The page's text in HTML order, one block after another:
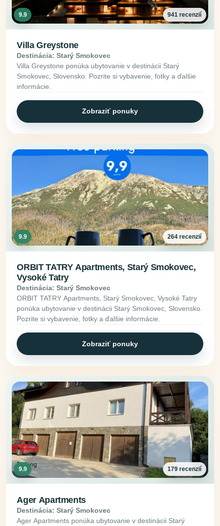
9.9 941 recenzií
Villa Greystone
Destinácia: Starý Smokovec
Villa Greystone ponúka ubytovanie v destinácii Starý
Smokovec, Slovensko. Pozrite si vybavenie, fotky a ďalšie
informácie.
Zobraziť ponuky
9.9 264 recenzií
ORBIT TATRY Apartments, Starý Smokovec,
Vysoké Tatry
Destinácia: Starý Smokovec
ORBIT TATRY Apartments, Starý Smokovec, Vysoké Tatry
ponúka ubytovanie v destinácii Starý Smokovec, Slovensko.
Pozrite si vybavenie, fotky a ďalšie informácie.
Zobraziť ponuky
9.9 179 recenzií
Ager Apartments
Destinácia: Starý Smokovec
Ager Apartments ponúka ubytovanie v destinácii Starý